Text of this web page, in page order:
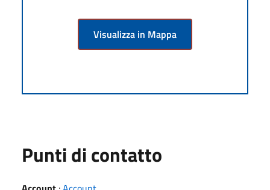
Visualizza in Mappa
Punti di contatto